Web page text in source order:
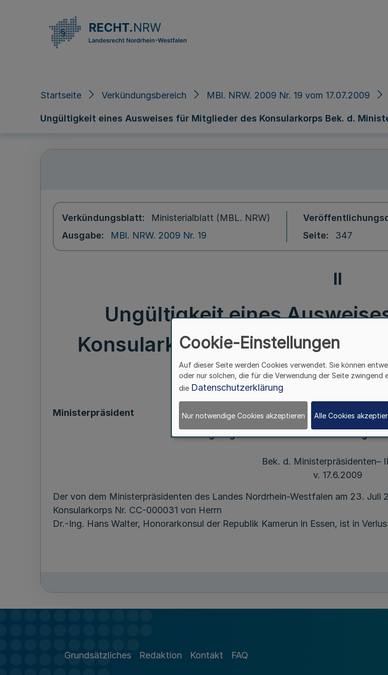
Startseite Verkündungsbereich MBl. NRW. 2009 Nr. 19 vom 17.07.2009
Ungültigkeit eines Ausweises für Mitglieder des Konsularkorps Bek. d.
Verkündungsblatt
Ministerialblatt (MBL. NRW)
Ausgabe
MBl. NRW. 2009 Nr. 19
Seite
347
II
Ungültigkeit eines
Konsularkorps Bek. d.
17.6.2009
Ministerpräsident
Ungültigkeit eines Ausweises für
Bek. d. Ministerpräsidenten–
v. 17.6.2009
Der von dem Ministerpräsidenten des Landes Nordrhein-Westfalen am 23.
Konsularkorps Nr. CC-000031 von Herrn
Dr.-Ing. Hans Walter, Honorarkonsul der Republik Kamerun in Essen, ist in
Grundsätzliches Redaktion Kontakt FAQ
Cookie-Einstellungen
Auf dieser Seite werden Cookies verwendet. Sie können
oder nur solchen, die für die Verwendung der Seite zwingend
die Datenschutzerklärung
Nur notwendige Cookies akzeptieren Alle Cookies